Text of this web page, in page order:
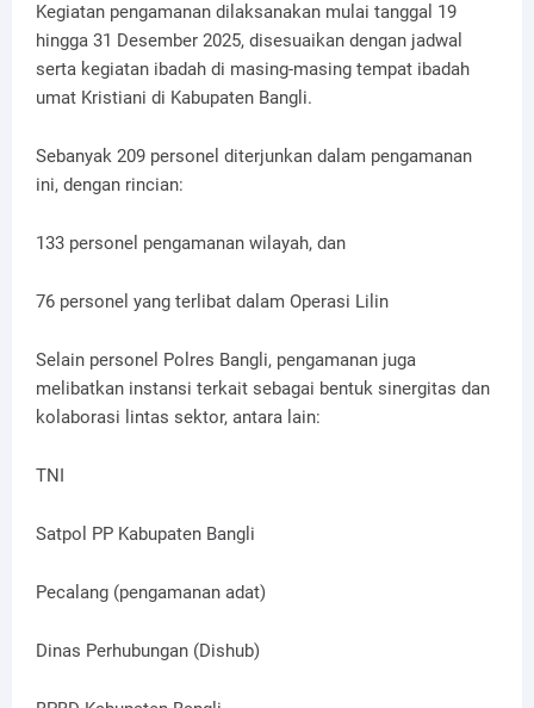
Kegiatan pengamanan dilaksanakan mulai tanggal 19
hingga 31 Desember 2025, disesuaikan dengan jadwal
serta kegiatan ibadah di masing-masing tempat ibadah
umat Kristiani di Kabupaten Bangli.
Sebanyak 209 personel diterjunkan dalam pengamanan
ini, dengan rincian:
133 personel pengamanan wilayah, dan
76 personel yang terlibat dalam Operasi Lilin
Selain personel Polres Bangli, pengamanan juga
melibatkan instansi terkait sebagai bentuk sinergitas dan
kolaborasi lintas sektor, antara lain:
TNI
Satpol PP Kabupaten Bangli
Pecalang (pengamanan adat)
Dinas Perhubungan (Dishub)